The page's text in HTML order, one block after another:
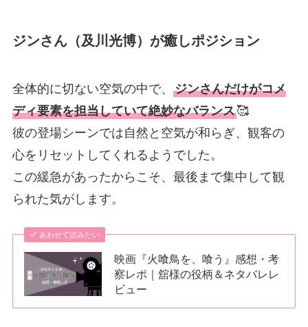
ジンさん（及川光博）が癒しポジション
全体的に切ない空気の中で、 ジンさんだけがコメ
ディ要素を担当していて絶妙なバランス🥰
彼の登場シーンでは自然と空気が和らぎ、観客の
心をリセットしてくれるようでした。
この緩急があったからこそ、最後まで集中して観
られた気がします。
あわせて読みたい
映画『火喰鳥を、喰う』感想・考
察レポ｜舘様の役柄＆ネタバレレ
ビュー